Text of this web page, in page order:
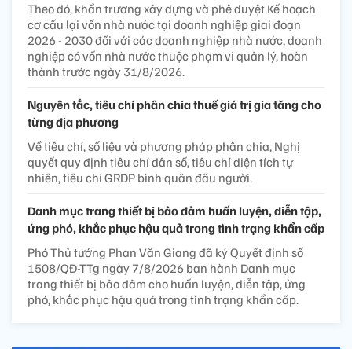
Theo đó, khẩn trương xây dựng và phê duyệt Kế hoạch
cơ cấu lại vốn nhà nước tại doanh nghiệp giai đoạn
2026 - 2030 đối với các doanh nghiệp nhà nước, doanh
nghiệp có vốn nhà nước thuộc phạm vi quản lý, hoàn
thành trước ngày 31/8/2026.
Nguyên tắc, tiêu chí phân chia thuế giá trị gia tăng cho
từng địa phương
Về tiêu chí, số liệu và phương pháp phân chia, Nghị
quyết quy định tiêu chí dân số, tiêu chí diện tích tự
nhiên, tiêu chí GRDP bình quân đầu người.
Danh mục trang thiết bị bảo đảm huấn luyện, diễn tập,
ứng phó, khắc phục hậu quả trong tình trạng khẩn cấp
Phó Thủ tướng Phan Văn Giang đã ký Quyết định số
1508/QĐ-TTg ngày 7/8/2026 ban hành Danh mục
trang thiết bị bảo đảm cho huấn luyện, diễn tập, ứng
phó, khắc phục hậu quả trong tình trạng khẩn cấp.